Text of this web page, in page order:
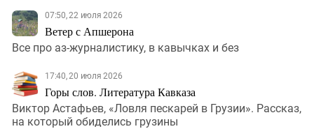
07:50, 22 июля 2026
Ветер с Апшерона
Все про аз-журналистику, в кавычках и без
17:40, 20 июля 2026
Горы слов. Литература Кавказа
Виктор Астафьев, «Ловля пескарей в Грузии». Рассказ,
на который обиделись грузины